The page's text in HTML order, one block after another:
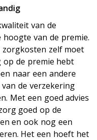
van de
van de premie.
zorgkosten zelf moet
op de premie hebt
naar een andere
de verzekering
Met een goed advies
goed op de
en ook nog een
Het een hoeft het